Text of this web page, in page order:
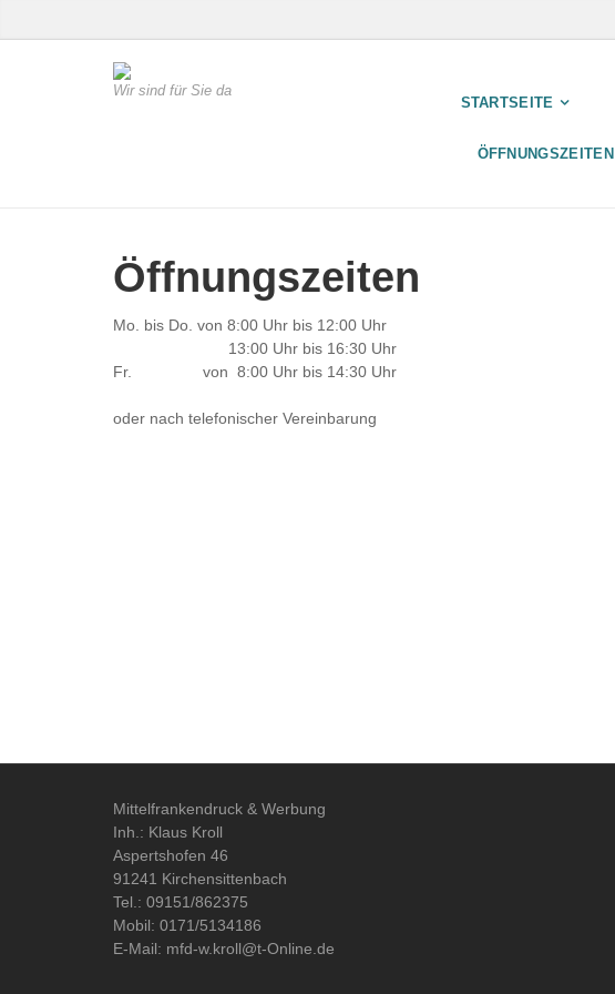
Wir sind für Sie da
STARTSEITE
ÖFFNUNGSZEITEN
Öffnungszeiten
Mo. bis Do. von 8:00 Uhr bis 12:00 Uhr
13:00 Uhr bis 16:30 Uhr
Fr. von 8:00 Uhr bis 14:30 Uhr
oder nach telefonischer Vereinbarung
Mittelfrankendruck & Werbung
Inh.: Klaus Kroll
Aspertshofen 46
91241 Kirchensittenbach
Tel.: 09151/862375
Mobil: 0171/5134186
E-Mail: mfd-w.kroll@t-Online.de